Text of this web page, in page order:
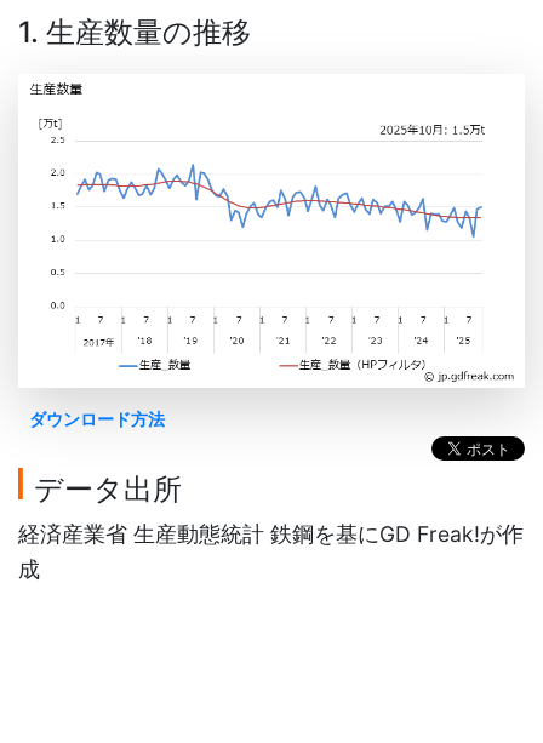
1. 生産数量の推移
ダウンロード方法
データ出所
経済産業省 生産動態統計 鉄鋼を基にGD Freak!が作
成